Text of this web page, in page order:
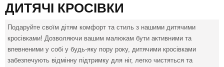
ДИТЯЧІ КРОСІВКИ
Подаруйте своїм дітям комфорт та стиль з нашими дитячими
кросівками! Дозволяючи вашим малюкам бути активними та
впевненими у собі у будь-яку пору року, дитячими кросівками
забезпечують відмінну підтримку для ніг, легко чистяться та